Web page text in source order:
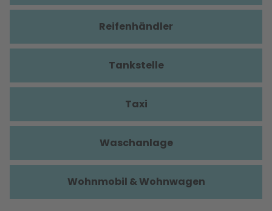
Reifenhändler
Tankstelle
Taxi
Waschanlage
Wohnmobil & Wohnwagen